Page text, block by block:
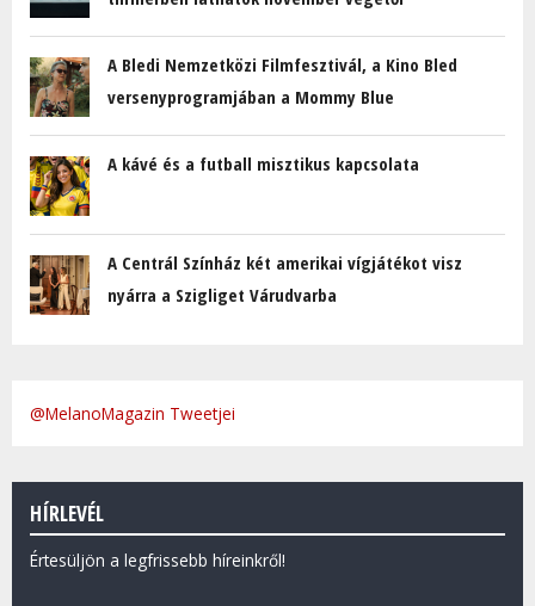
A Bledi Nemzetközi Filmfesztivál, a Kino Bled
versenyprogramjában a Mommy Blue
A kávé és a futball misztikus kapcsolata
A Centrál Színház két amerikai vígjátékot visz
nyárra a Szigliget Várudvarba
@MelanoMagazin Tweetjei
HÍRLEVÉL
Értesüljön a legfrissebb híreinkről!